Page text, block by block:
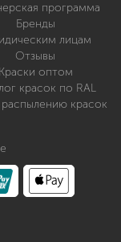
программа
Бренды
лицам
Отзывы
Краски оптом
красок по RAL
распылению красок